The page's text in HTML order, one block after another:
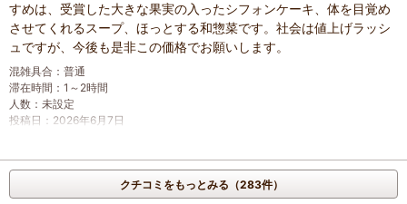
すめは、受賞した大きな果実の入ったシフォンケーキ、体を目覚め
させてくれるスープ、ほっとする和惣菜です。社会は値上げラッシ
ュですが、今後も是非この価格でお願いします。
混雑具合 ： 普通
滞在時間 ： 1～2時間
人数 ： 未設定
投稿日 ： 2026年6月7日
クチコミをもっとみる（283件）